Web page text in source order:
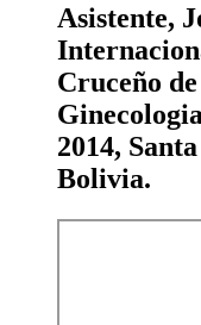
Asistente,
Cruceño
2014,
Bolivia.